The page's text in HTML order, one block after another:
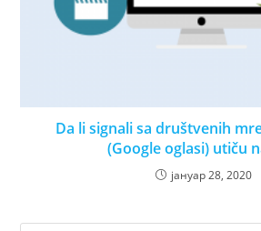
Da li signali sa društvenih
(Google oglasi) utiču
јануар 28, 2020